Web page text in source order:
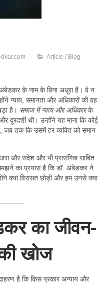
Article / Blog
अंबेडकर के नाम के बिना अधूरा है। वे न
न्याय, समानता और अधिकारों की वह
है। समाज में न्याय और अधिकारके
थी। उन्होंने यह माना कि कोई
जब तक कि उसमें हर व्यक्ति को समान
और संदेश और भी प्रासंगिक साबित
का प्रयास है कि डॉ. अंबेडकर ने
क्या विरासत छोड़ी और हम उनसे क्या
का जीवन-
खोज
है कि किस प्रकार अन्याय और